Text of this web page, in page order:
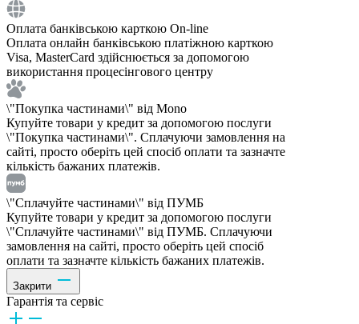
Оплата банківською карткою On-line
Оплата онлайн банківською платіжною карткою
Visa, MasterCard здійснюється за допомогою
використання процесінгового центру
\"Покупка частинами\" від Mono
Купуйте товари у кредит за допомогою послуги
\"Покупка частинами\". Сплачуючи замовлення на
сайті, просто оберіть цей спосіб оплати та зазначте
кількість бажаних платежів.
\"Сплачуйте частинами\" від ПУМБ
Купуйте товари у кредит за допомогою послуги
\"Сплачуйте частинами\" від ПУМБ. Сплачуючи
замовлення на сайті, просто оберіть цей спосіб
оплати та зазначте кількість бажаних платежів.
Закрити
Гарантія та сервіс